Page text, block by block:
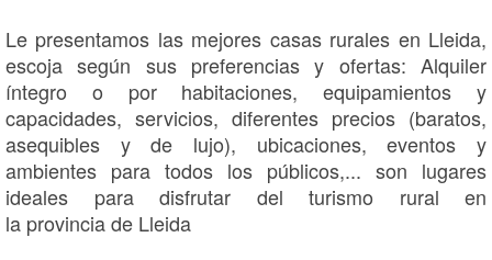
Le presentamos las mejores casas rurales en Lleida,
escoja según sus preferencias y ofertas: Alquiler
íntegro o por habitaciones, equipamientos y
capacidades, servicios, diferentes precios (baratos,
asequibles y de lujo), ubicaciones, eventos y
ambientes para todos los públicos,... son lugares
ideales para disfrutar del turismo rural en
la provincia de Lleida